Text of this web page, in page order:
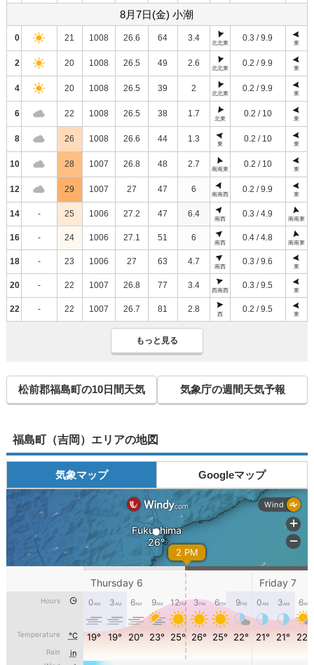
8月7日(金) 小潮
0 21 1008 26.6 64 3.4
北北東
0.3 / 9.9
東
2 20 1008 26.5 49 2.6
北北東
0.2 / 9.9
東
4 20 1008 26.5 39 2
北北東
0.2 / 9.9
東
6 22 1008 26.5 38 1.7
北東
0.2 / 10
東
8 26 1008 26.6 44 1.3
東
0.2 / 10
東
10 28 1007 26.8 48 2.7
南南東
0.2 / 10
東
12 29 1007 27 47 6
南南西
0.2 / 9.9
東
14 - 25 1006 27.2 47 6.4
南西
0.3 / 4.9
南南東
16 - 24 1006 27.1 51 6
南西
0.4 / 4.8
南南東
18 - 23 1006 27 63 4.7
南西
0.3 / 9.6
東
20 - 22 1007 26.8 77 3.4
西南西
0.3 / 9.5
東
22 - 22 1007 26.7 81 2.8
西
0.2 / 9.5
東
もっと見る
松前郡福島町の10日間天気 気象庁の週間天気予報
福島町（吉岡）エリアの地図
気象マップ Googleマップ